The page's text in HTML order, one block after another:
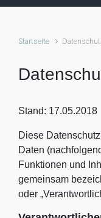
Startseite
Stand: 17.05.2018
Diese
Daten
Funktionen und
gemeinsam
oder